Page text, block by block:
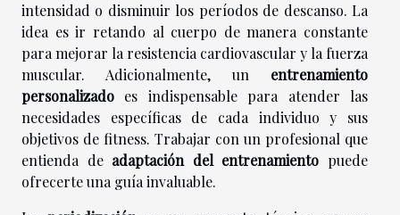
intensidad o disminuir los períodos de descanso. La
idea es ir retando al cuerpo de manera constante
para mejorar la resistencia cardiovascular y la fuerza
muscular. Adicionalmente, un entrenamiento
personalizado es indispensable para atender las
necesidades específicas de cada individuo y sus
objetivos de fitness. Trabajar con un profesional que
entienda de adaptación del entrenamiento puede
ofrecerte una guía invaluable.